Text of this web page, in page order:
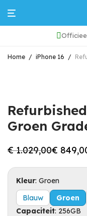
Home / iPhone 16 /
Groen
€1.029,00
Oorspronkelijke
was:
€ 1.029,00.
€
Huidige
is:
€ 849,00.
Kleur: Groen
Blauw
Groen
Capaciteit: 256GB